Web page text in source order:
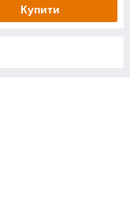
Купити